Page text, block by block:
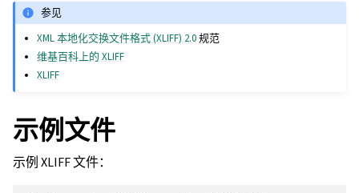
参见
XML 本地化交换文件格式 (XLIFF) 2.0规范
维基百科上的 XLIFF
XLIFF
示例文件
示例 XLIFF 文件：